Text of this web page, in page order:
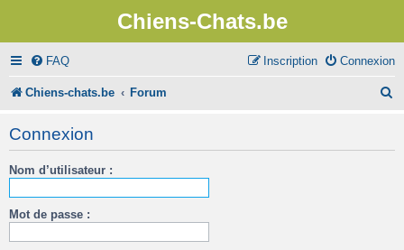
Chiens-Chats.be
FAQ Connexion
Inscription
Chiens-chats.be Forum
Connexion
Nom d’utilisateur :
Mot de passe :